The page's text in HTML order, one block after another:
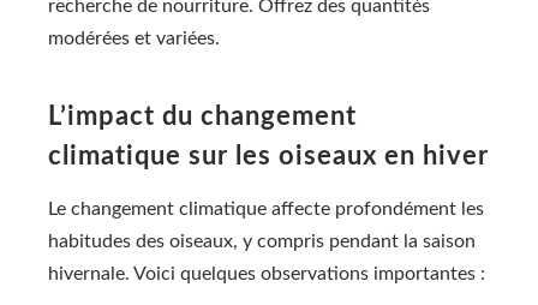
recherche de nourriture. Offrez des quantités
modérées et variées.
L’impact du changement
climatique sur les oiseaux en hiver
Le changement climatique affecte profondément les
habitudes des oiseaux, y compris pendant la saison
hivernale. Voici quelques observations importantes :